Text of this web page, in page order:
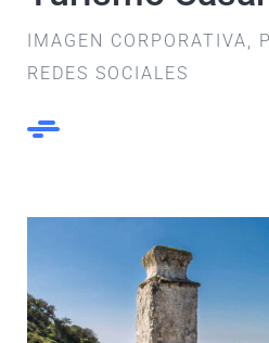
IMAGEN CORPORATIVA,
REDES SOCIALES